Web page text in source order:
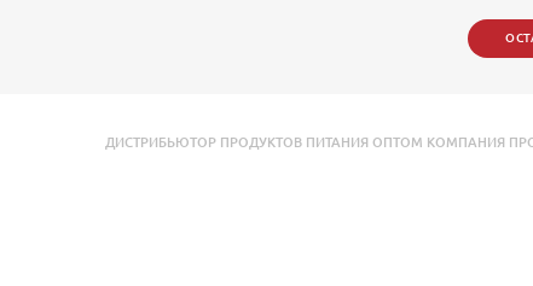
ДИСТРИБЬЮТОР ПРОДУКТОВ ПИТАНИЯ ОПТОМ КОМПАНИЯ